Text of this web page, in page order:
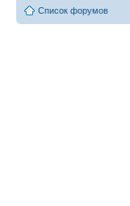
Список форумов